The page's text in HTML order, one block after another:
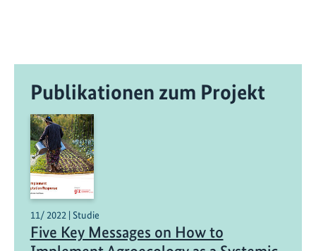
Publikationen zum Projekt
11/ 2022 | Studie
Five Key Messages on How to